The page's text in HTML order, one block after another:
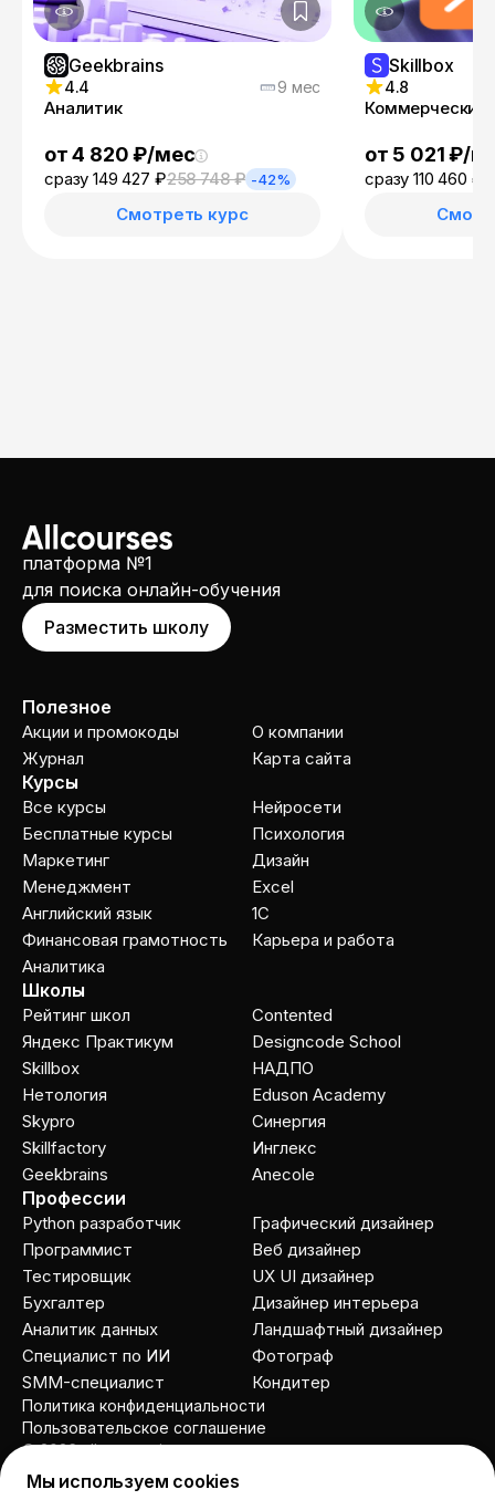
Geekbrains
4.4 9 мес
Аналитик
от 4 820 ₽/мес
сразу 149 427 ₽258 748 ₽ -42%
Смотреть курс
Skillbox
4.8
Коммерческий
от 5 021 ₽/
сразу 110 460 ₽
платформа №1
для поиска онлайн-обучения
Разместить школу
Полезное
Акции и промокоды
Журнал
О компании
Карта сайта
Курсы
Все курсы
Бесплатные курсы
Маркетинг
Менеджмент
Английский язык
Финансовая грамотность
Аналитика
Нейросети
Психология
Дизайн
Excel
1C
Карьера и работа
Школы
Рейтинг школ
Яндекс Практикум
Skillbox
Нетология
Skypro
Skillfactory
Geekbrains
Contented
Designcode School
НАДПО
Eduson Academy
Cинергия
Инглекс
Anecole
Профессии
Python разработчик
Программист
Тестировщик
Бухгалтер
Аналитик данных
Специалист по ИИ
SMM-специалист
Графический дизайнер
Веб дизайнер
UX UI дизайнер
Дизайнер интерьера
Ландшафтный дизайнер
Фотограф
Кондитер
© 2026 allcourses.io
Пользовательское соглашение
Политика конфиденциальности
Мы используем cookies